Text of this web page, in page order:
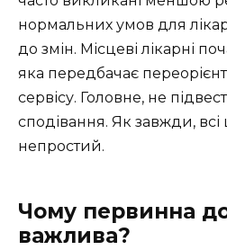
нормальних умов для
до змін. Місцеві лікарні
яка передбачає
сервісу. Головне, не
сподівання. Як завжди,
непростий.
Чому первинна
важлива?